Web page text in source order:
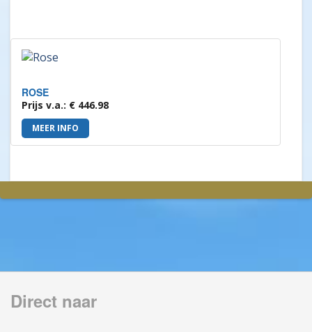
ROSE
Prijs v.a.: € 446.98
MEER INFO
Direct naar